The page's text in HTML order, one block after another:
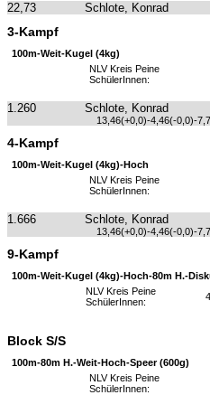
22,73 Schlote, Konrad
3-Kampf
100m-Weit-Kugel (4kg)
NLV Kreis Peine
SchülerInnen:
1.260 Schlote, Konrad
13,46(+0,0)-4,46(-0,0)-
4-Kampf
100m-Weit-Kugel (4kg)-Hoch
NLV Kreis Peine
SchülerInnen:
1.666 Schlote, Konrad
13,46(+0,0)-4,46(-0,0)-
9-Kampf
100m-Weit-Kugel (4kg)-Hoch-80m H.-
NLV Kreis Peine
SchülerInnen:
Block S/S
100m-80m H.-Weit-Hoch-Speer (600g)
NLV Kreis Peine
SchülerInnen: